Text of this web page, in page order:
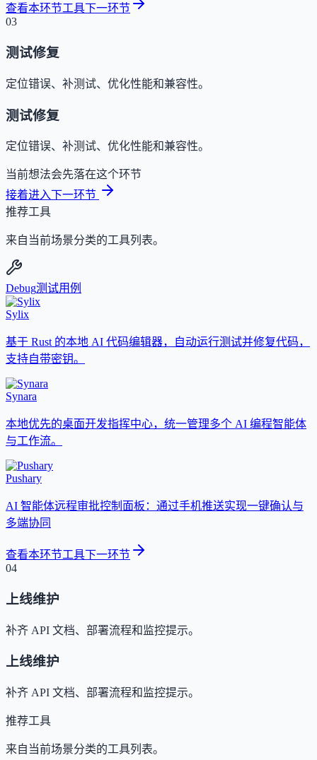
查看本环节工具下一环节
03
测试修复
定位错误、补测试、优化性能和兼容性。
测试修复
定位错误、补测试、优化性能和兼容性。
当前想法会先落在这个环节
接着进入下一环节
推荐工具
来自当前场景分类的工具列表。
Debug测试用例
Sylix
基于 Rust 的本地 AI 代码编辑器，自动运行测试并修复代码，
支持自带密钥。
Synara
本地优先的桌面开发指挥中心，统一管理多个 AI 编程智能体
与工作流。
Pushary
AI 智能体远程审批控制面板：通过手机推送实现一键确认与
多端协同
查看本环节工具下一环节
04
上线维护
补齐 API 文档、部署流程和监控提示。
上线维护
补齐 API 文档、部署流程和监控提示。
推荐工具
来自当前场景分类的工具列表。